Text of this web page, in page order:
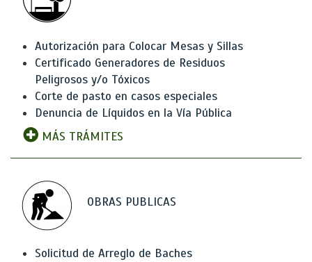
Autorización para Colocar Mesas y Sillas
Certificado Generadores de Residuos
Peligrosos y/o Tóxicos
Corte de pasto en casos especiales
Denuncia de Líquidos en la Vía Pública
MÁS TRÁMITES
OBRAS PUBLICAS
Solicitud de Arreglo de Baches